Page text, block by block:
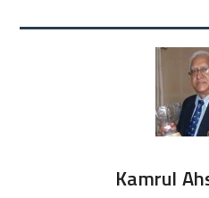
Kamrul